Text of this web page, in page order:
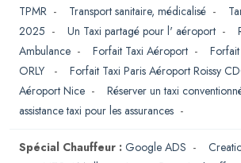
TPMR - Transport sanitaire, médicalisé -
2025 - Un Taxi partagé pour l' aéroport -
Ambulance - Forfait Taxi Aéroport -
ORLY
- Forfait Taxi Paris Aéroport Roissy
Aéroport Nice - Réserver un taxi
assistance taxi pour les assurances -
Spécial Chauffeur : Google ADS -